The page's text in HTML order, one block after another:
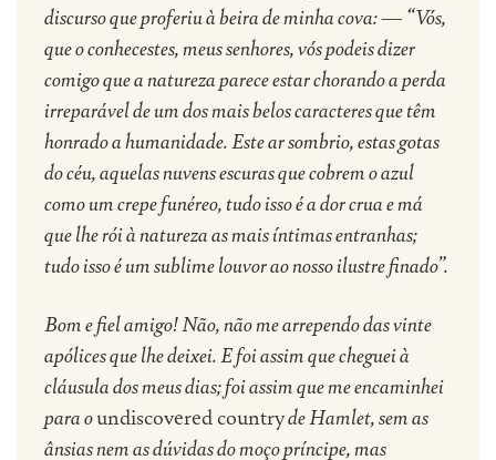
discurso que proferiu à beira de minha cova: — “Vós,
que o conhecestes, meus senhores, vós podeis dizer
comigo que a natureza parece estar chorando a perda
irreparável de um dos mais belos caracteres que têm
honrado a humanidade. Este ar sombrio, estas gotas
do céu, aquelas nuvens escuras que cobrem o azul
como um crepe funéreo, tudo isso é a dor crua e má
que lhe rói à natureza as mais íntimas entranhas;
tudo isso é um sublime louvor ao nosso ilustre finado”.
Bom e fiel amigo! Não, não me arrependo das vinte
apólices que lhe deixei. E foi assim que cheguei à
cláusula dos meus dias; foi assim que me encaminhei
para oundiscovered countryde Hamlet, sem as
ânsias nem as dúvidas do moço príncipe, mas